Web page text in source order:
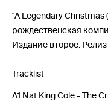
"A Legendary Christmas
рождественская
Издание второе. Релиз
Tracklist
A1 Nat King Cole - The